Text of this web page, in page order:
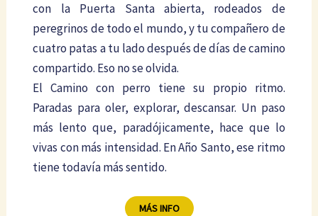
con la Puerta Santa abierta, rodeados de
peregrinos de todo el mundo, y tu compañero de
cuatro patas a tu lado después de días de camino
compartido. Eso no se olvida.
El Camino con perro tiene su propio ritmo.
Paradas para oler, explorar, descansar. Un paso
más lento que, paradójicamente, hace que lo
vivas con más intensidad. En Año Santo, ese ritmo
tiene todavía más sentido.
MÁS INFO